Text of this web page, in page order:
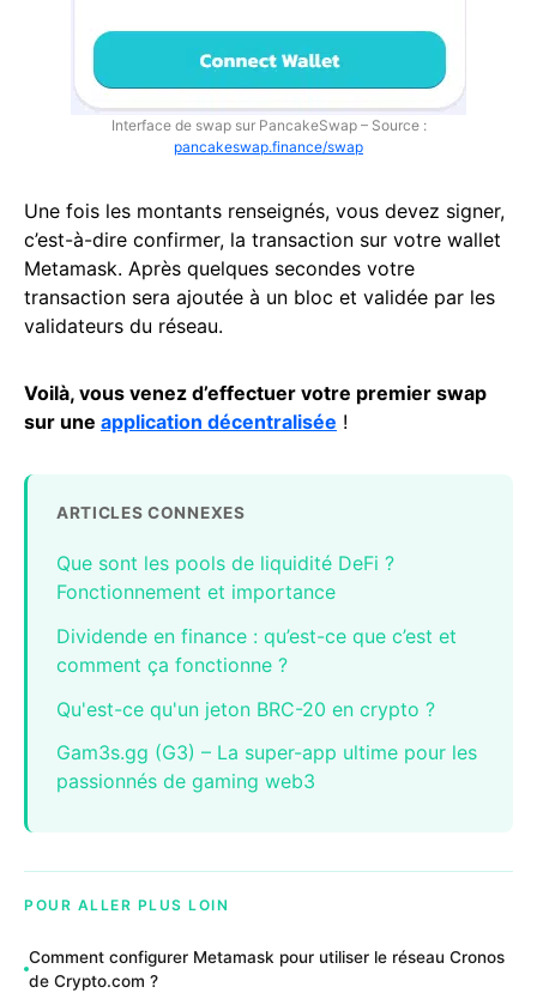
Interface de swap sur PancakeSwap – Source :
pancakeswap.finance/swap
Une fois les montants renseignés, vous devez signer,
c’est-à-dire confirmer, la transaction sur votre wallet
Metamask. Après quelques secondes votre
transaction sera ajoutée à un bloc et validée par les
validateurs du réseau.
Voilà, vous venez d’effectuer votre premier swap
sur une application décentralisée !
ARTICLES CONNEXES
Que sont les pools de liquidité DeFi ?
Fonctionnement et importance
Dividende en finance : qu’est-ce que c’est et
comment ça fonctionne ?
Qu'est-ce qu'un jeton BRC-20 en crypto ?
Gam3s.gg (G3) – La super-app ultime pour les
passionnés de gaming web3
POUR ALLER PLUS LOIN
Comment configurer Metamask pour utiliser le réseau Cronos
de Crypto.com ?